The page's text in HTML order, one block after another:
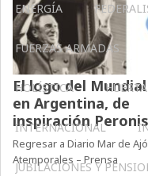
ENERGÍA
FUERZAS ARMADAS
HOLÍSTICA HUERTA
INTERNACIONAL
JUBILACIONES Y
El logo del
en Argentina, de
inspiración
Regresar a Diario Mar de
Atemporales – Prensa